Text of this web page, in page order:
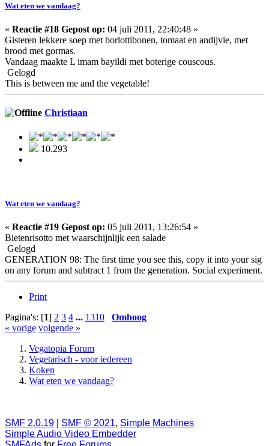
Wat eten we vandaag?
« Reactie #18 Gepost op: 04 juli 2011, 22:40:48 »
Gisteren lekkere soep met borlottibonen, tomaat en andijvie, met
brood met gormas.
Vandaag maakte L imam bayildi met boterige couscous.
Gelogd
This is between me and the vegetable!
Christiaan
10.293
Wat eten we vandaag?
« Reactie #19 Gepost op: 05 juli 2011, 13:26:54 »
Bietenrisotto met waarschijnlijk een salade
Gelogd
GENERATION 98: The first time you see this, copy it into your sig
on any forum and subtract 1 from the generation. Social experiment.
Print
Pagina's: [1] 2 3 4 ... 1310
Omhoog
« vorige volgende »
Vegatopia Forum
Vegetarisch - voor iedereen
Koken
Wat eten we vandaag?
SMF 2.0.19 SMF © 2021, Simple Machines
Simple Audio Video Embedder